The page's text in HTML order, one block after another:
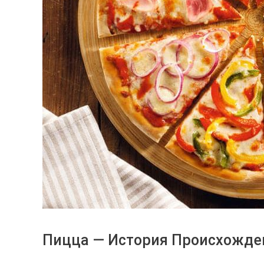
Пицца — История